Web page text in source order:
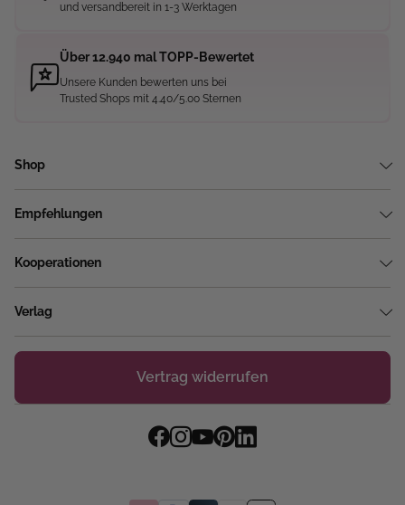
und versandbereit in 1-3 Werktagen
Über 12.940 mal TOPP-Bewertet
Unsere Kunden bewerten uns bei
Trusted Shops mit 4.40/5.00 Sternen
Shop
Empfehlungen
Kooperationen
Verlag
Vertrag widerrufen